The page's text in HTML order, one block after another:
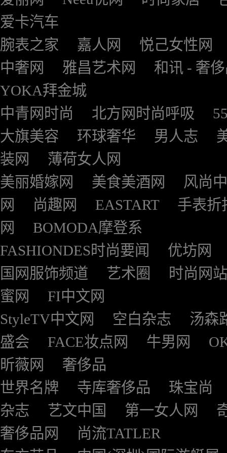
爱卡汽车
腕表之家
嘉人网
悦己女性网
中奢网
雅昌艺术网
和讯 - 奢
YOKA拜金城
中青网时尚
北方网时尚呼吸
大旗美容
环球奢华 男人志
装网
薄荷女人网
美丽婚嫁网
美食美酒网
风尚
网
尚趣网 EASTART
手表折
网
BOMODA摩登系
FASHIONDES时尚要闻
优坊网
国网服饰频道
艺术圈
时尚网站
蜜网
FI中文网
StyleTV中文网
空白杂志
汤森
盛会
FACE妆点网 牛男网
昕薇网
奢侈品
世界名牌
寺库奢侈品
珠宝尚
杂志
艺文中国 第一女人网
奢侈品网
尚流TATLER